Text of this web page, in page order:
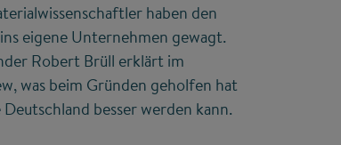
haben den
eigene Unternehmen gewagt.
Robert Brüll erklärt im
was beim Gründen geholfen hat
Deutschland besser werden kann.